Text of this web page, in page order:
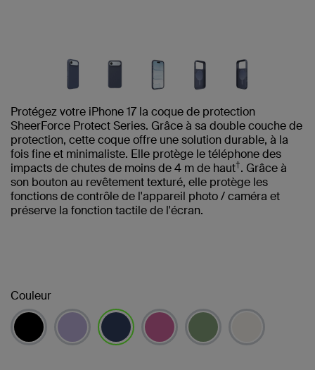
Protégez votre iPhone 17 la coque de protection
SheerForce Protect Series. Grâce à sa double couche de
protection, cette coque offre une solution durable, à la
fois fine et minimaliste. Elle protège le téléphone des
impacts de chutes de moins de 4 m de haut†. Grâce à
son bouton au revêtement texturé, elle protège les
fonctions de contrôle de l'appareil photo / caméra et
préserve la fonction tactile de l'écran.
Couleur